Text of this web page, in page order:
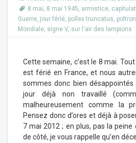
8 mai, 8 mai 1945, armistice,
Guerre, jour férié, pollex truncatus, poltron
Mondiale, signe V, sur l'air des lampions
Cette semaine, c’est le 8 mai.
est férié en France, et nous
sommes donc bien désappointés
jour déjà non travaillé
malheureusement comme la
Pensez donc d’ores et déjà à
7 mai 2012 ; en plus, pas la peine
de côté, je vous rappelle qu’en